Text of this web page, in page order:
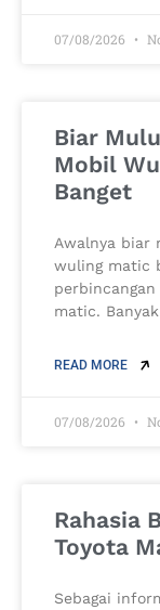
07/08/2026
Biar
Mobil
Banget
Awalnya biar
wuling matic
matic. Banyak
READ MORE
07/08/2026
Rahasia
Toyota
Sebagai